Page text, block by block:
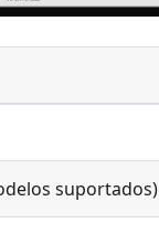
suportados)